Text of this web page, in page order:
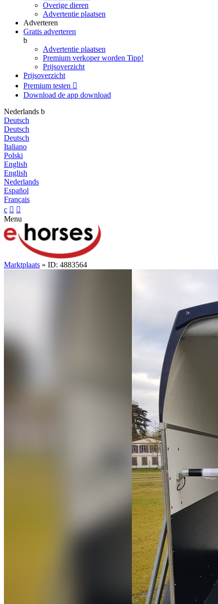
Overige dieren
Advertentie plaatsen
Adverteren
Gratis adverteren
b
Advertentie plaatsen
Premium verkoper worden Tipp!
Prijsoverzicht
Prijsoverzicht
Premium testen 
Download de app download
Nederlands b
Deutsch
Deutsch
Deutsch
Italiano
Polski
English
English
Nederlands
Español
Français
c  
Menu
Marktplaats » ID: 4883564